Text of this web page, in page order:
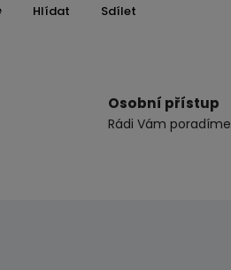
Hlídat Sdílet
Osobní přístup
Rádi Vám poradíme